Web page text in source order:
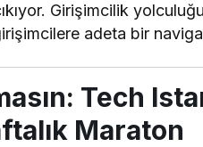
Girişimcilik
adeta bir
Tech
Maraton